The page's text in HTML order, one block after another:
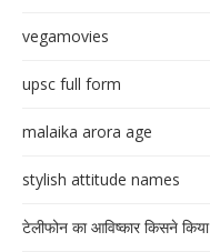
vegamovies
upsc full form
malaika arora age
stylish attitude names
टेलीफोन का आविष्कार किसने किया